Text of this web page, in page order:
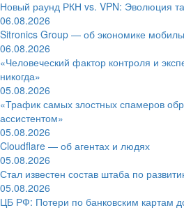
Новый раунд РКН vs. VPN: Эволюция
06.08.2026
Sitronics Group — об экономике
06.08.2026
«Человеческий фактор контроля и
никогда»
05.08.2026
«Трафик самых злостных спамеров
ассистентом»
05.08.2026
Cloudflare — об агентах и людях
05.08.2026
Стал известен состав штаба по
05.08.2026
ЦБ РФ: Потери по банковским картам